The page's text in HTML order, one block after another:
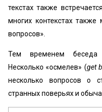
текстах также
многих контекстах
вопросов».
Тем временем беседа
Несколько «осмелев» (get
несколько вопросов о
странных поверьях и